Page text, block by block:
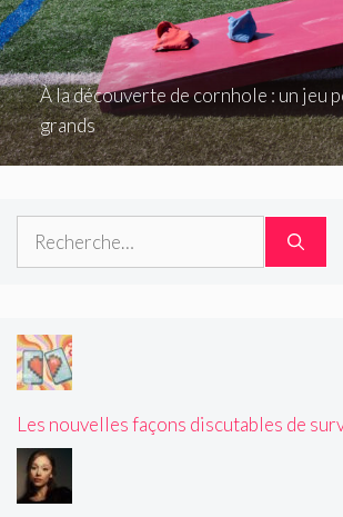
À la découverte de cornhole : un jeu
grands
Rechercher :
Les nouvelles façons discutables de